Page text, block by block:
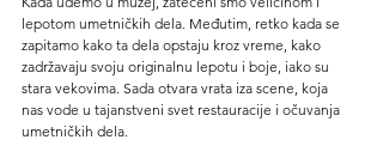
lepotom umetničkih dela. Međutim, retko kada se
zapitamo kako ta dela opstaju kroz vreme, kako
zadržavaju svoju originalnu lepotu i boje, iako su
stara vekovima. Sada otvara vrata iza scene, koja
nas vode u tajanstveni svet restauracije i očuvanja
umetničkih dela.